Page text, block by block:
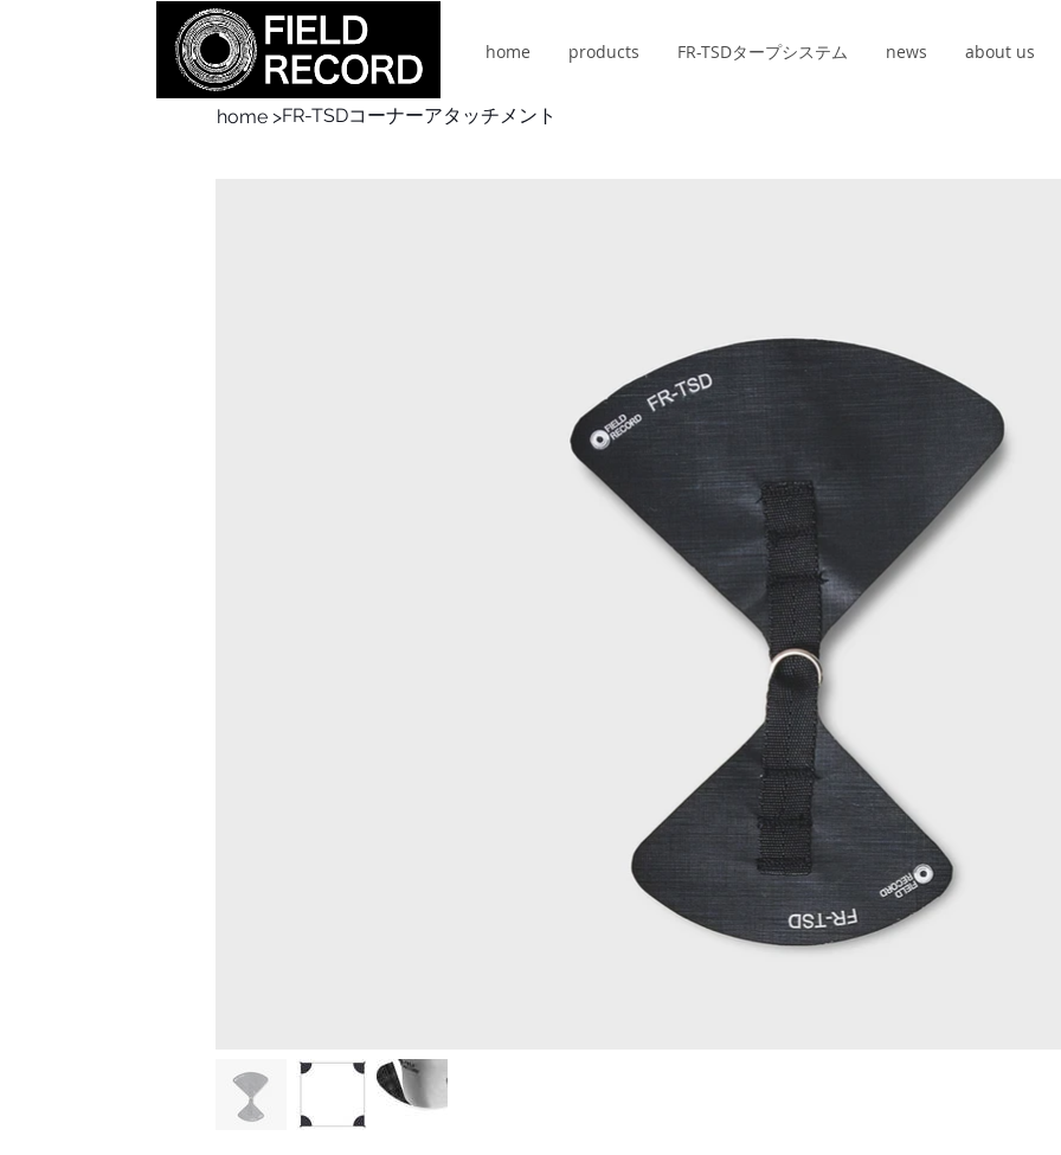
home products FR-TSDタープシステム news about us
home >FR-TSDコーナーアタッチメント